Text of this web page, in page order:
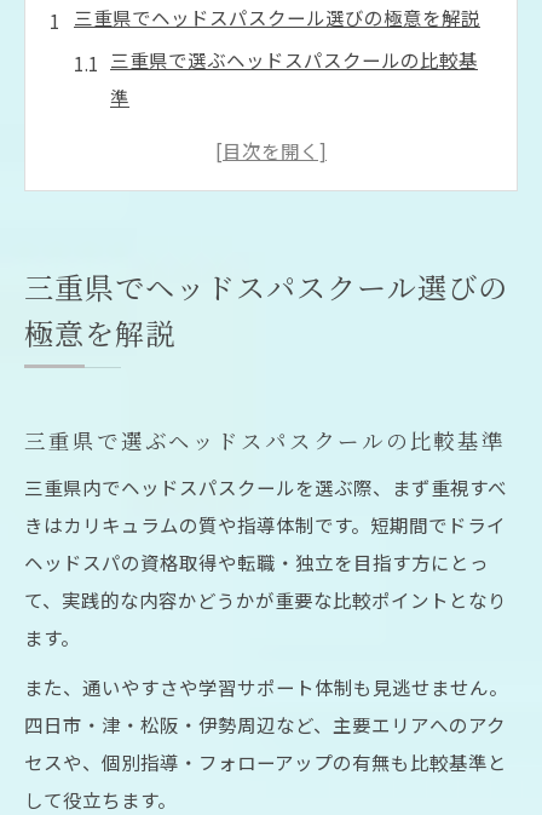
三重県でヘッドスパスクール選びの極意を解説
三重県で選ぶヘッドスパスクールの比較基
準
ヘッドスパスクール選びに失敗しないコツ
三重県内ヘッドスパ講習の特色と学びやす
さ
ドライヘッドスパ資格取得を目指す学び方のポ
イント
ドライヘッドスパ資格取得のための学習ス
テップ
ヘッドスパスクールで知るべき受講条件と
資格取得に最適なヘッドスパ講座の選び方
ヘッドスパ資格が必要かどうかの判断ポイ
ント
三重県でヘッドスパスクール選びの
極意を解説
三重県で選ぶヘッドスパスクールの比較基準
三重県内でヘッドスパスクールを選ぶ際、まず重視すべ
きはカリキュラムの質や指導体制です。短期間でドライ
ヘッドスパの資格取得や転職・独立を目指す方にとっ
て、実践的な内容かどうかが重要な比較ポイントとなり
ます。
また、通いやすさや学習サポート体制も見逃せません。
四日市・津・松阪・伊勢周辺など、主要エリアへのアク
セスや、個別指導・フォローアップの有無も比較基準と
して役立ちます。